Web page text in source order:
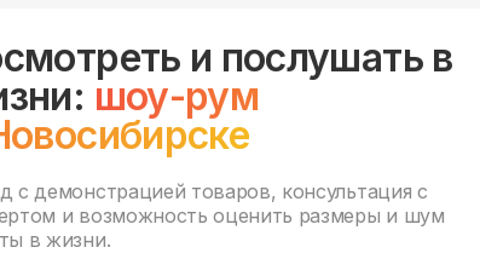
и послушать в
шоу-рум
с демонстрацией товаров, консультация с
и возможность оценить размеры и шум
в жизни.